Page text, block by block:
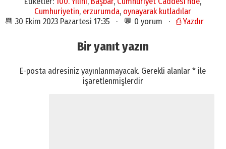
Cumhuriyetin, erzurumda, oynayarak kutladılar
📆 30 Ekim 2023 Pazartesi 17:35 · 💬 0 yorum · ⎙ Yazdır
Bir yanıt yazın
E-posta adresiniz yayınlanmayacak. Gerekli alanlar* ile
işaretlenmişlerdir